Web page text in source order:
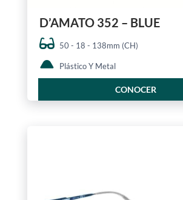
D’AMATO 352 – BLUE
50 - 18 - 138mm (CH)
Plástico Y Metal
CONOCER